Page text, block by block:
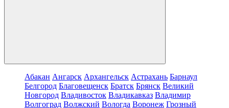
Абакан Ангарск Архангельск Астрахань Барнаул
Белгород Благовещенск Братск Брянск Великий
Новгород Владивосток Владикавказ Владимир
Волгоград Волжский Вологда Воронеж Грозный